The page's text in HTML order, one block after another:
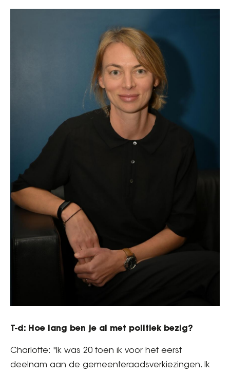
T-d: Hoe lang ben je al met politiek bezig?
Charlotte: "Ik was 20 toen ik voor het eerst
deelnam aan de gemeenteraadsverkiezingen. Ik